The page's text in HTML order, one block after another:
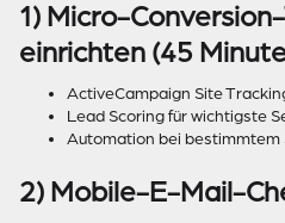
1) Micro-
einrichten (45
ActiveCampaign Site
Lead Scoring für wichtigste
Automation bei bestimmtem
2) Mobile-E-Mail-